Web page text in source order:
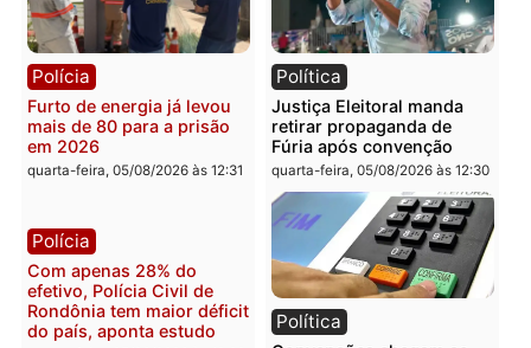
Política
Violência domina o debate
eleitoral e segurança vira
principal arma dos
candidatos ao Governo de
Rondônia
quarta-feira, 05/08/2026 às 12:48
Polícia
O dinheiro do crime: PF
apreende R$ 2 milhões
Porto Velho e expõe
esquema milionário de
lavagem
quarta-feira, 05/08/2026 às